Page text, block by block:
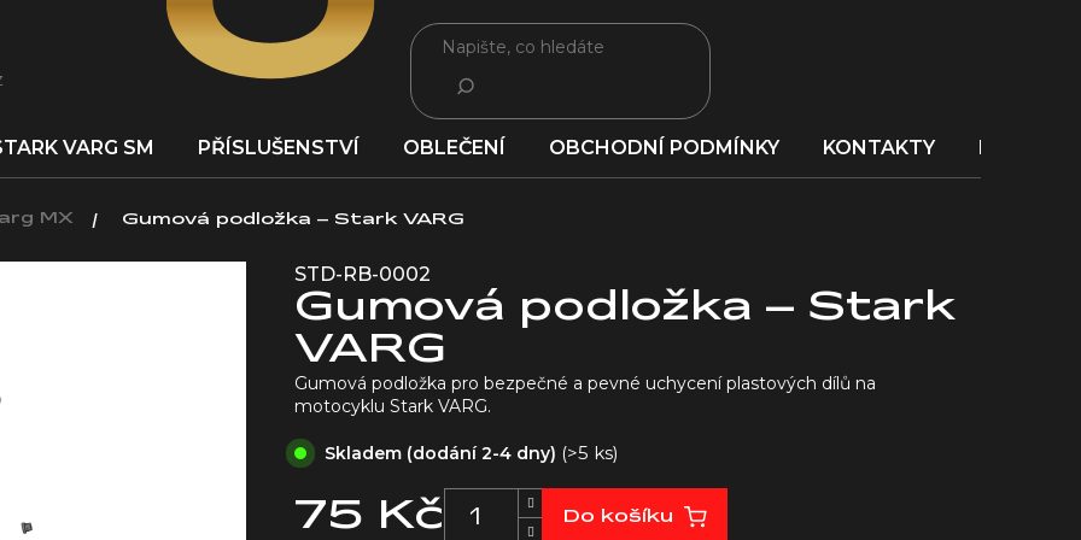
HLEDAT
VARG SM PŘÍSLUŠENSTVÍ OBLEČENÍ OBCHODNÍ PODMÍNKY KONTAKTY
MX Gumová podložka – Stark VARG
STD-RB-0002
Gumová podložka – Stark
VARG
75 Kč
Skladem (dodání 2-4 dny) (>5 ks)
Do košíku
Gumová podložka pro bezpečné a pevné uchycení plastových dílů na
motocyklu Stark VARG.